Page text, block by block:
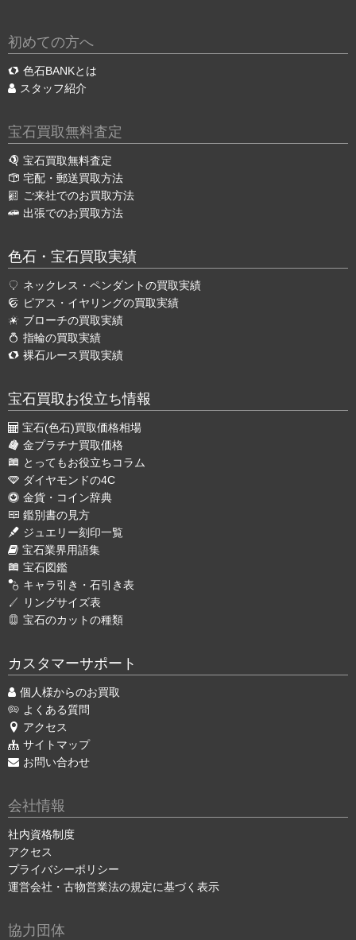
初めての方へ
色石BANKとは
スタッフ紹介
宝石買取無料査定
宝石買取無料査定
宅配・郵送買取方法
ご来社でのお買取方法
出張でのお買取方法
色石・宝石買取実績
ネックレス・ペンダントの買取実績
ピアス・イヤリングの買取実績
ブローチの買取実績
指輪の買取実績
裸石ルース買取実績
宝石買取お役立ち情報
宝石(色石)買取価格相場
金プラチナ買取価格
とってもお役立ちコラム
ダイヤモンドの4C
金貨・コイン辞典
鑑別書の見方
ジュエリー刻印一覧
宝石業界用語集
宝石図鑑
キャラ引き・石引き表
リングサイズ表
宝石のカットの種類
カスタマーサポート
個人様からのお買取
よくある質問
アクセス
サイトマップ
お問い合わせ
会社情報
社内資格制度
アクセス
プライバシーポリシー
運営会社・古物営業法の規定に基づく表示
協力団体